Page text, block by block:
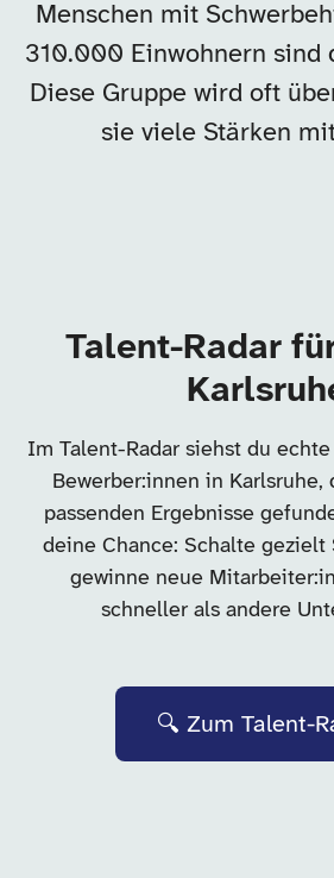
Menschen mit
310.000 Einwohnern sind
Diese Gruppe wird oft
sie viele Stärken
Talent-Radar
Im Talent-Radar siehst du
Bewerber:innen in Karlsruhe,
passenden Ergebnisse
deine Chance: Schalte gezielt
gewinne neue
schneller als andere
🔍 Zum Talent-